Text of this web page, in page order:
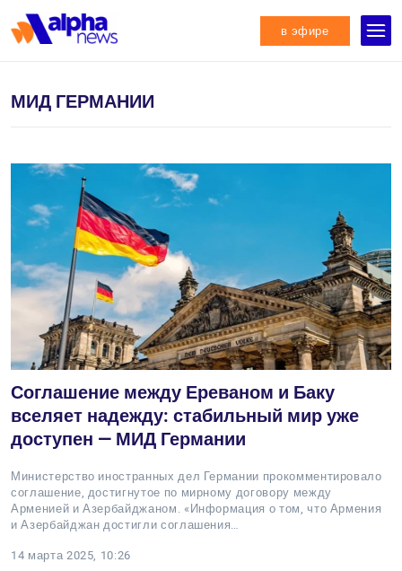
в эфире
МИД ГЕРМАНИИ
Соглашение между Ереваном и Баку
вселяет надежду: стабильный мир уже
доступен — МИД Германии
Министерство иностранных дел Германии прокомментировало
соглашение, достигнутое по мирному договору между
Арменией и Азербайджаном. «Информация о том, что Армения
и Азербайджан достигли соглашения…
14 марта 2025, 10:26